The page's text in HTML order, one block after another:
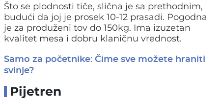
Što se plodnosti tiče, slična je sa prethodnim,
budući da joj je prosek 10-12 prasadi. Pogodna
je za produženi tov do 150kg. Ima izuzetan
kvalitet mesa i dobru klaničnu vrednost.
Samo za početnike: Čime sve možete hraniti
svinje?
Pijetren